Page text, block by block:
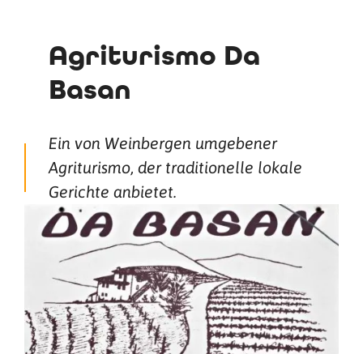
Agriturismo Da
Basan
Ein von Weinbergen umgebener
Agriturismo, der traditionelle lokale
Gerichte anbietet.